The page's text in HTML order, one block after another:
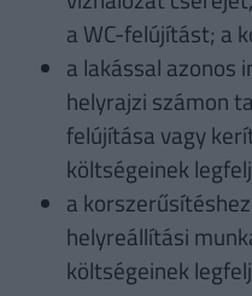
a WC-felújítást; a
a lakással
helyrajzi számon
felújítása vagy
költségeinek
a
helyreállítási
költségeinek